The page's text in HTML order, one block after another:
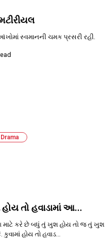
સ્વમાનની ચમક પ્રસરી રહી.
Drama
હોય તો હવાડામાં આ...
માટે કરે છે બધું તું ખુશ હોય તો જ તું ખુશ
હોય તો હવાડ...